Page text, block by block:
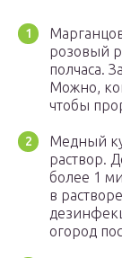
розовый
полчаса.
Можно,
чтобы
Медный
раствор.
более 1
в
огород